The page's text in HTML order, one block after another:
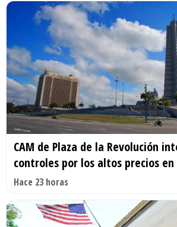
CAM de Plaza de la Revolución
controles por los altos precios
Hace 23 horas